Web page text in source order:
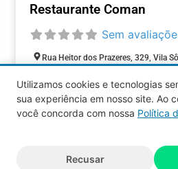
Restaurante Coman
Sem
Rua Heitor dos Prazeres, 329, Vila
ALIMENTAÇÃO
reservados.
Utilizamos cookies e tecnologias
sua experiência em nosso site. Ao
você concorda com nossa Política
Recusar